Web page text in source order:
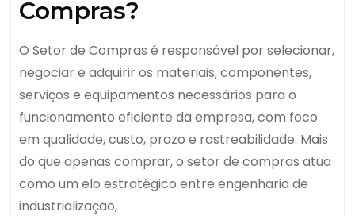
Compras?
O Setor de Compras é responsável por selecionar,
negociar e adquirir os materiais, componentes,
serviços e equipamentos necessários para o
funcionamento eficiente da empresa, com foco
em qualidade, custo, prazo e rastreabilidade. Mais
do que apenas comprar, o setor de compras atua
como um elo estratégico entre engenharia de
industrialização,